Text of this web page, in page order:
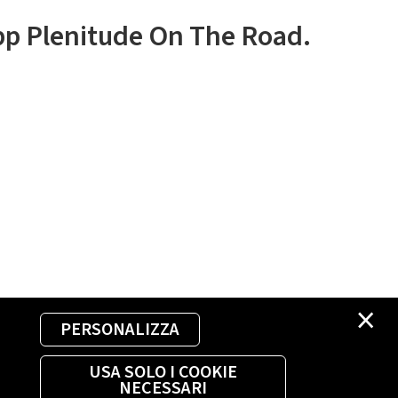
×
PERSONALIZZA
USA SOLO I COOKIE
NECESSARI
Plenitude On The Road.